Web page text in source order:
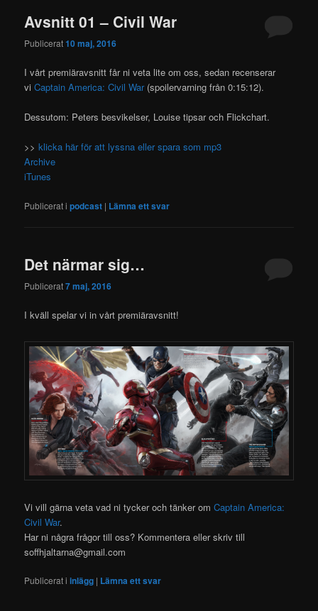
Avsnitt 01 – Civil War
Publicerat10 maj, 2016
I vårt premiäravsnitt får ni veta lite om oss, sedan recenserar
viCaptain America: Civil War(spoilervarning från 0:15:12).
Dessutom: Peters besvikelser, Louise tipsar och Flickchart.
>>klicka här för att lyssna eller spara som mp3
Archive
iTunes
Publicerat i podcast | Lämna ett svar
Det närmar sig…
Publicerat7 maj, 2016
I kväll spelar vi in vårt premiäravsnitt!
Vi vill gärna veta vad ni tycker och tänker omCaptain America:
Civil War.
Har ni några frågor till oss? Kommentera eller skriv till
soffhjaltarna@gmail.com
Publicerat i inlägg | Lämna ett svar